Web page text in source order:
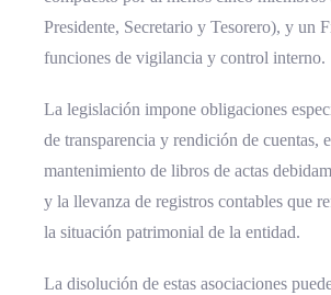
Presidente, Secretario y Tesorero), y un
funciones de vigilancia y control interno.
La legislación impone obligaciones
de transparencia y rendición de cuentas,
mantenimiento de libros de actas
y la llevanza de registros contables que
la situación patrimonial de la entidad.
La disolución de estas asociaciones